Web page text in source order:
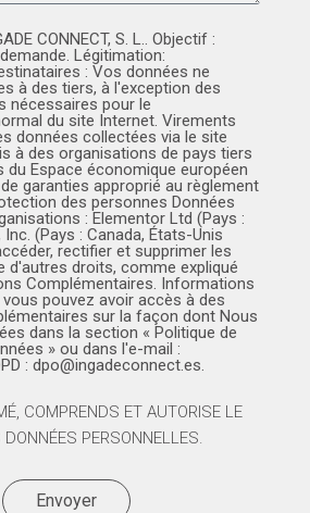
CONNECT, S. L.. Objectif :
Légitimation:
: Vos données ne
à des tiers, à l'exception des
nécessaires pour le
du site Internet. Virements
données collectées via le site
à des organisations de pays tiers
du Espace économique européen
garanties approprié au règlement
des personnes Données
: Elementor Ltd (Pays :
(Pays : Canada, États-Unis
rectifier et supprimer les
d'autres droits, comme expliqué
Complémentaires. Informations
pouvez avoir accès à des
sur la façon dont Nous
dans la section « Politique de
» ou dans l'e-mail :
: dpo@ingadeconnect.es.
COMPRENDS ET AUTORISE LE
PERSONNELLES.
Envoyer